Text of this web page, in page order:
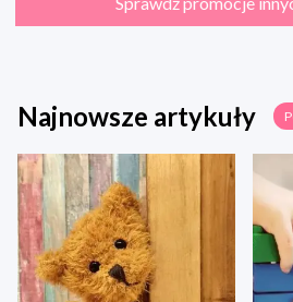
Najnowsze artykuły